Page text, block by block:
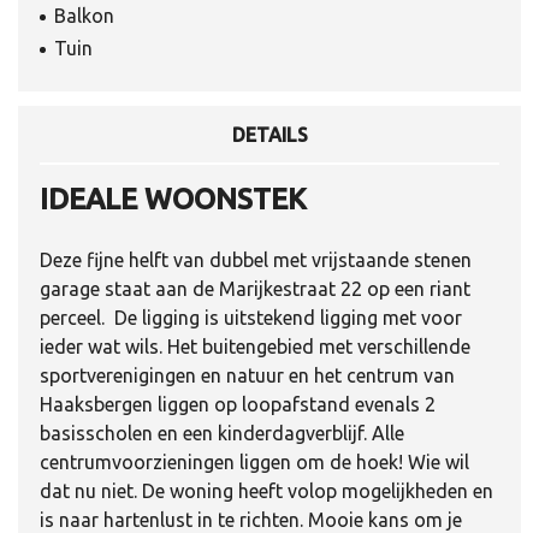
Balkon
Tuin
DETAILS
IDEALE WOONSTEK
Deze fijne helft van dubbel met vrijstaande stenen
garage staat aan de Marijkestraat 22 op een riant
perceel. De ligging is uitstekend ligging met voor
ieder wat wils. Het buitengebied met verschillende
sportverenigingen en natuur en het centrum van
Haaksbergen liggen op loopafstand evenals 2
basisscholen en een kinderdagverblijf. Alle
centrumvoorzieningen liggen om de hoek! Wie wil
dat nu niet. De woning heeft volop mogelijkheden en
is naar hartenlust in te richten. Mooie kans om je